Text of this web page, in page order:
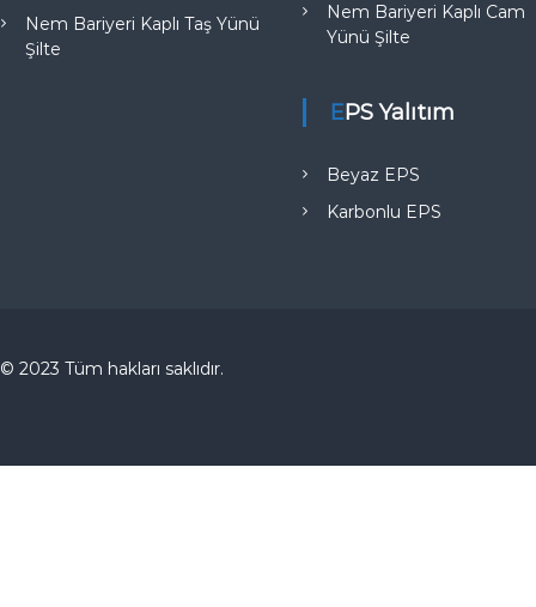
Nem Bariyeri Kaplı Taş Yünü
Şilte
Nem Bariyeri Kaplı Cam
Yünü Şilte
EPS Yalıtım
Beyaz EPS
Karbonlu EPS
© 2023 Tüm hakları saklıdır.